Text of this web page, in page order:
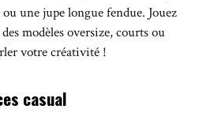
une jupe longue fendue. Jouez
modèles oversize, courts ou
votre créativité !
casual